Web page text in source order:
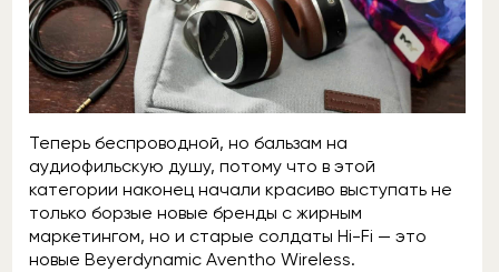
Теперь беспроводной, но бальзам на
аудиофильскую душу, потому что в этой
категории наконец начали красиво выступать не
только борзые новые бренды с жирным
маркетингом, но и старые солдаты Hi-Fi — это
новые Beyerdynamic Aventho Wireless.